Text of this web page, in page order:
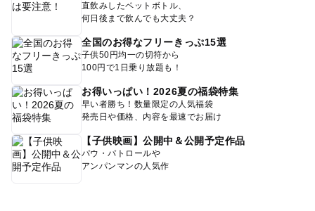
直飲みしたペットボトル、
何日後まで飲んでも大丈夫？
全国のお得なフリーきっぷ15選
子供50円均一の切符から
100円で1日乗り放題も！
お得いっぱい！2026夏の福袋特集
早い者勝ち！数量限定の人気福袋
発売日や価格、内容を最速でお届け
【子供映画】公開中＆公開予定作品
パウ・パトロールや
アンパンマンの人気作